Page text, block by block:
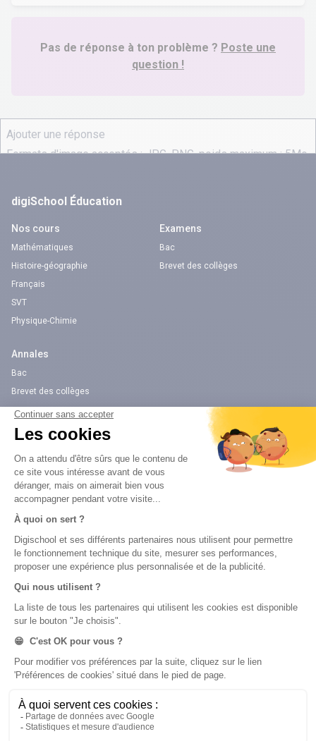
Pas de réponse à ton problème ? Poste une
question !
digiSchool Éducation
Nos cours
Mathématiques
Histoire-géographie
Français
SVT
Physique-Chimie
Examens
Bac
Brevet des collèges
Annales
Bac
Brevet des collèges
Application iOS Éducation
Nos chaînes youtube
Chaîne Youtube Collège
Chaîne Youtube Lycée
digiSchool Orientation
Orientation
Diplômes
Formations
Écoles
Application Android Pitangoo
Application iOS Pitangoo
Notre chaîne Youtube
Chaîne Youtube Orientation
digiSchool Code
Code auto
Examens blancs